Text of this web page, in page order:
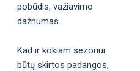
pobūdis, važiavimo
dažnumas.
Kad ir kokiam sezonui
būtų skirtos padangos,